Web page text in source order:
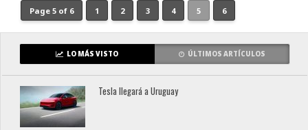
Page 5 of 6 1 2 3 4 5 6
LO MÁS VISTO ÚLTIMOS ARTÍCULOS
Tesla llegará a Uruguay